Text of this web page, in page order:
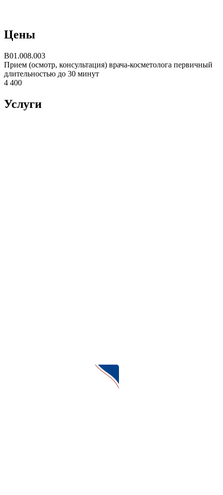
Цены
B01.008.003
Прием (осмотр, консультация) врача-косметолога первичный
длительностью до 30 минут
4 400
Услуги